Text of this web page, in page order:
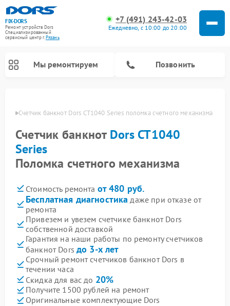
FIX-DORS
Ремонт устройств Dors
Специализированный
cервисный центр г.Рязань
+7 (491) 243-42-03
Ежедневно, с 10:00 до 20:00
Мы ремонтируем Позвонить
Счетчик банкнот Dors CT1040 Series поломка счетного механизма
Счетчик банкнот Dors CT1040
Series
Поломка счетного механизма
Стоимость ремонта от 480 руб.
Бесплатная диагностика даже при отказе от
ремонта
Привезем и увезем счетчике банкнот Dors
собственной доставкой
Гарантия на наши работы по ремонту счетчиков
банкнот Dors до 3-х лет
Срочный ремонт счетчиков банкнот Dors в
течении часа
Скидка для вас до 20%
Получите 1500 рублей на ремонт
Оригинальные комплектующие Dors